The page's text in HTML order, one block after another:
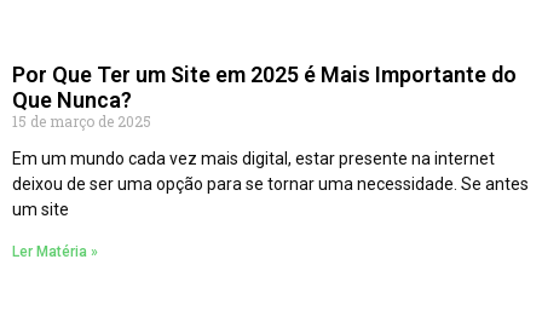
Por Que Ter um Site em 2025 é Mais Importante do
Que Nunca?
15 de março de 2025
Em um mundo cada vez mais digital, estar presente na internet
deixou de ser uma opção para se tornar uma necessidade. Se antes
um site
Ler Matéria »